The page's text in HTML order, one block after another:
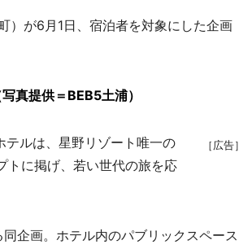
）が6月1日、宿泊者を対象にした企画
真提供＝BEB5土浦）
［広告］
ルは、星野リゾート唯一の
トに掲げ、若い世代の旅を応
企画。ホテル内のパブリックスペース